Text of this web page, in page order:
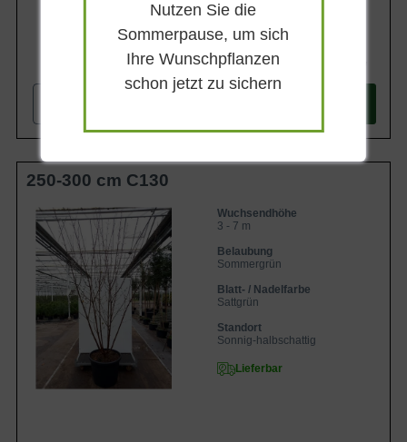
250-300 cm C130
Wuchsendhöhe
3 - 7 m
Belaubung
Sommergrün
Blatt- / Nadelfarbe
Sattgrün
Standort
Sonnig-halbschattig
Lieferbar
Nutzen Sie die
Sommerpause, um sich
Ihre Wunschpflanzen
schon jetzt zu sichern